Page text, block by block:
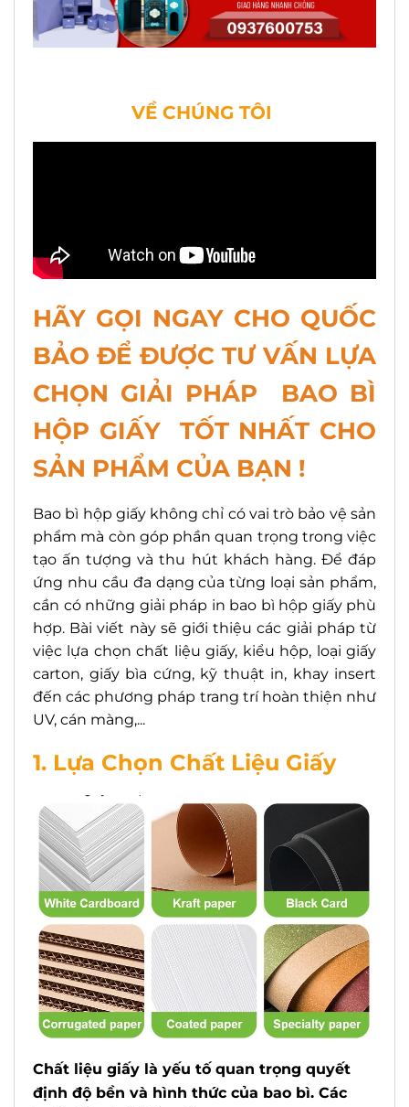
VỀ CHÚNG TÔI
HÃY GỌI NGAY CHO QUỐC
BẢO ĐỂ ĐƯỢC TƯ VẤN LỰA
CHỌN GIẢI PHÁP BAO BÌ
HỘP GIẤY TỐT NHẤT CHO
SẢN PHẨM CỦA BẠN !
Bao bì hộp giấy không chỉ có vai trò bảo vệ sản
phẩm mà còn góp phần quan trọng trong việc
tạo ấn tượng và thu hút khách hàng. Để đáp
ứng nhu cầu đa dạng của từng loại sản phẩm,
cần có những giải pháp in bao bì hộp giấy phù
hợp. Bài viết này sẽ giới thiệu các giải pháp từ
việc lựa chọn chất liệu giấy, kiểu hộp, loại giấy
carton, giấy bìa cứng, kỹ thuật in, khay insert
đến các phương pháp trang trí hoàn thiện như
UV, cán màng,...
1. Lựa Chọn Chất Liệu Giấy
Chất liệu giấy là yếu tố quan trọng quyết
định độ bền và hình thức của bao bì. Các